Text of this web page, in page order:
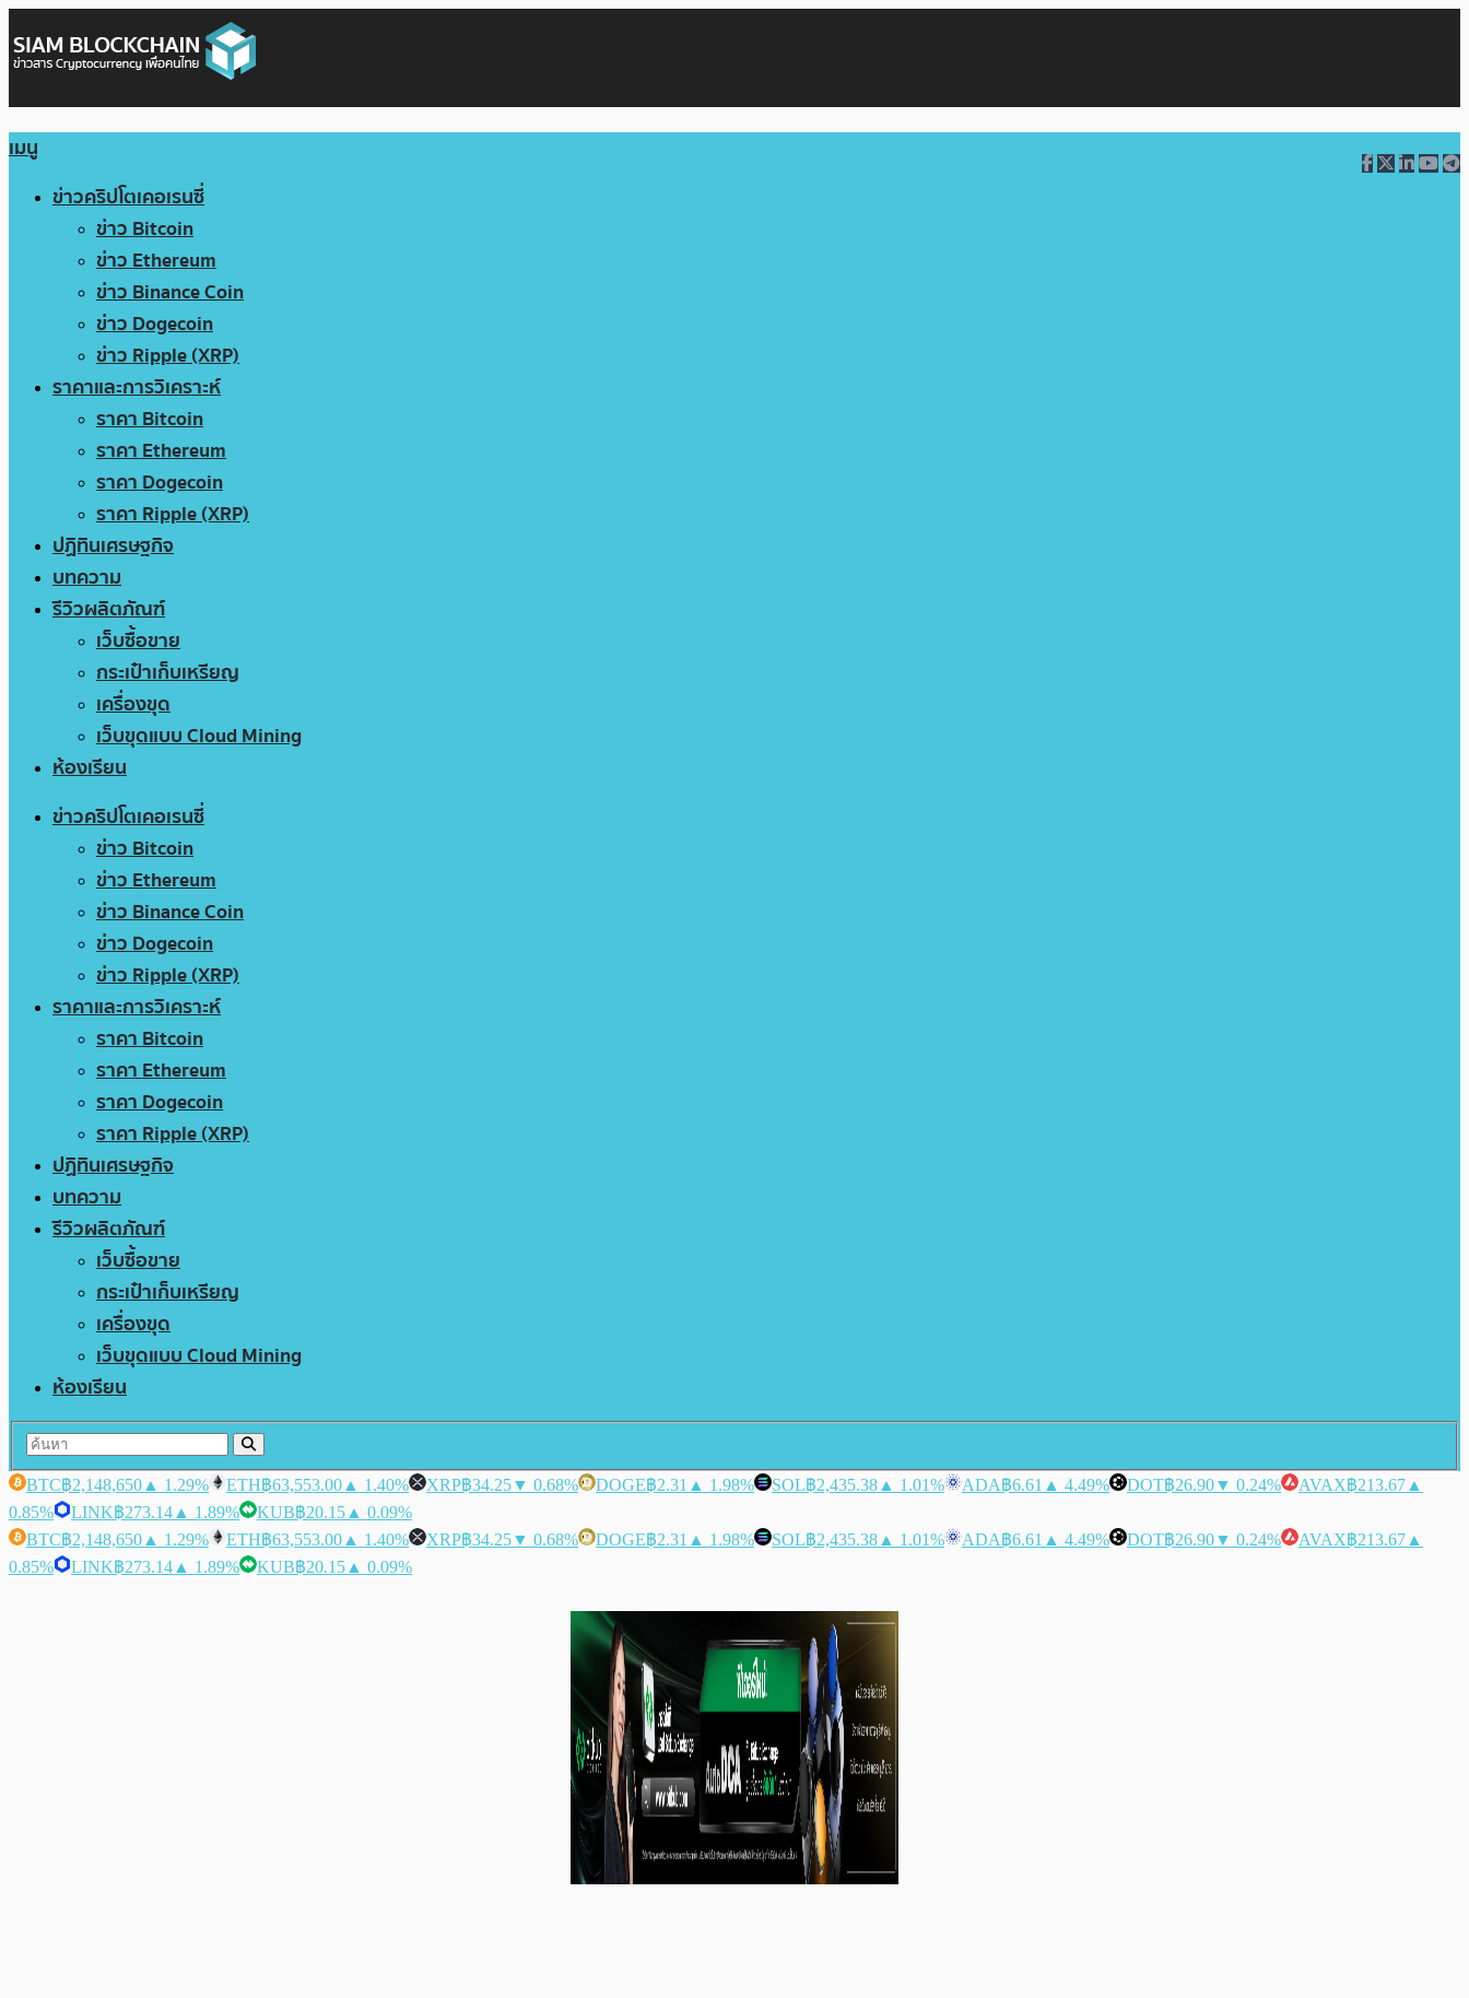
เมนู
ข่าวคริปโตเคอเรนซี่
ข่าว Bitcoin
ข่าว Ethereum
ข่าว Binance Coin
ข่าว Dogecoin
ข่าว Ripple (XRP)
ราคาและการวิเคราะห์
ราคา Bitcoin
ราคา Ethereum
ราคา Dogecoin
ราคา Ripple (XRP)
ปฏิทินเศรษฐกิจ
บทความ
รีวิวผลิตภัณฑ์
เว็บซื้อขาย
กระเป๋าเก็บเหรียญ
เครื่องขุด
เว็บขุดแบบ Cloud Mining
ห้องเรียน
ข่าวคริปโตเคอเรนซี่
ข่าว Bitcoin
ข่าว Ethereum
ข่าว Binance Coin
ข่าว Dogecoin
ข่าว Ripple (XRP)
ราคาและการวิเคราะห์
ราคา Bitcoin
ราคา Ethereum
ราคา Dogecoin
ราคา Ripple (XRP)
ปฏิทินเศรษฐกิจ
บทความ
รีวิวผลิตภัณฑ์
เว็บซื้อขาย
กระเป๋าเก็บเหรียญ
เครื่องขุด
เว็บขุดแบบ Cloud Mining
ห้องเรียน
BTC฿2,148,650 ▲ 1.29% ETH฿63,553.00 ▲ 1.40% XRP฿34.25▼ 0.68% DOGE฿2.31 ▲ 1.98% SOL฿2,435.38 ▲ 1.01% ADA฿6.61 ▲ 4.49% DOT฿26.90▼ 0.24% AVAX฿213.67 ▲
0.85%
LINK฿273.14 ▲ 1.89% KUB฿20.15 ▲ 0.09%
BTC฿2,148,650 ▲ 1.29% ETH฿63,553.00 ▲ 1.40% XRP฿34.25▼ 0.68% DOGE฿2.31 ▲ 1.98% SOL฿2,435.38 ▲ 1.01% ADA฿6.61 ▲ 4.49% DOT฿26.90▼ 0.24% AVAX฿213.67 ▲
0.85%
LINK฿273.14 ▲ 1.89% KUB฿20.15 ▲ 0.09%